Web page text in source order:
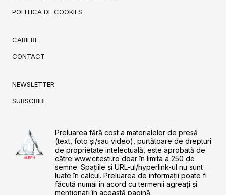
POLITICA DE COOKIES
CARIERE
CONTACT
NEWSLETTER
SUBSCRIBE
Preluarea fără cost a materialelor de presă
(text, foto și/sau video), purtătoare de drepturi
de proprietate intelectuală, este aprobată de
către www.citesti.ro doar în limita a 250 de
semne. Spaţiile şi URL-ul/hyperlink-ul nu sunt
luate în calcul. Preluarea de informaţii poate fi
făcută numai în acord cu termenii agreaţi şi
menţionaţi în această pagină.